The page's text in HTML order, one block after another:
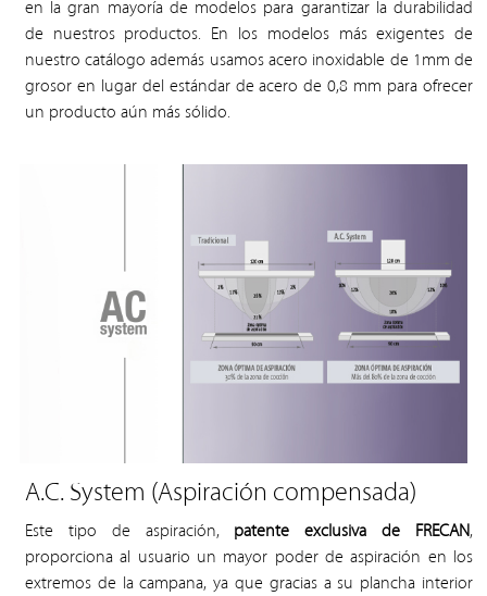
en la gran mayoría de modelos para garantizar la durabilidad
de nuestros productos. En los modelos más exigentes de
nuestro catálogo además usamos acero inoxidable de 1mm de
grosor en lugar del estándar de acero de 0,8 mm para ofrecer
un producto aún más sólido.
A.C. System (Aspiración compensada)
Este tipo de aspiración, patente exclusiva de FRECAN,
proporciona al usuario un mayor poder de aspiración en los
extremos de la campana, ya que gracias a su plancha interior